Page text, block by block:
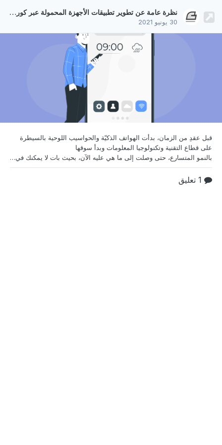
نظرة عامة عن تطوير تطبيقات الأجهزة المحمولة عبر كوردوفا
30 يونيو 2021
قبل عقدِ من الزمان، بدأت الهواتف الذكيّة والحواسيب اللوحية بالسيطرة
على قطاع التقنية وتكنولوجيا المعلومات وبدأ سوقها
بالنمو المتسارع، حتى وصلت إلى ما هي عليه الآن، بحيث بات لا يمكنك في هذه الأيام أن تجد أحدًا يستغني عن استخدامها في مجالات يصعب حصرها، مثل التجارة الإلكترونية والتعليم الإلكتروني والتسلية والترفيه والتواصل الاجتماعي والمجال الطبي والتسويقي .. إلخ، وكذا الغوص في تطبيقاتها متعددة المزايا والخدمات. وبالتوازي مع الهواتف الذكية، فقد ظهرت تطبيقاتها التي تشكّل سوقًا خاصًا له ميزاته التجار